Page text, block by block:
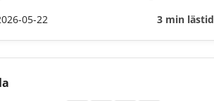
där alla kan vara med. Inte bara
gör skillnad på riktigt. Även din.
05-22 3 min lästid